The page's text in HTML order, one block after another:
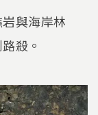
與海岸林
殺。